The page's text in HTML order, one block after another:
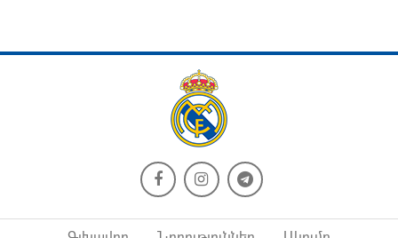
07.08.2026
Մոուրինիոն անհամբեր է
07.08.2026
Վինիսիուսը խոսել է Մոուրինիոյի
07.08.2026
Կուրտուա. «Պատասխան հանդիպումը
եզրափակիչ է...
07.08.2026
Պաշտոնական հայտարարություն.
Վինիսիուս...